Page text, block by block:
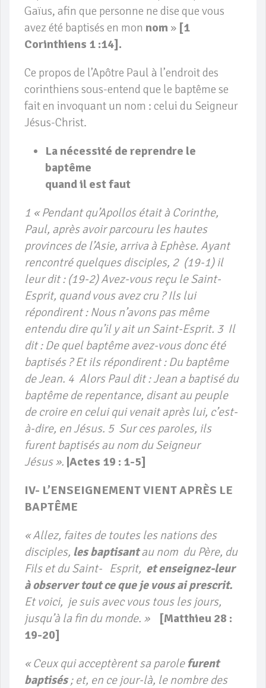
Gaïus, afin que personne ne dise que vous
avez été baptisés en mon nom » [1
Corinthiens 1 :14].
Ce propos de l’Apôtre Paul à l’endroit des
corinthiens sous-entend que le baptême se
fait en invoquant un nom : celui du Seigneur
Jésus-Christ.
La nécessité de reprendre le
baptême
quand il est faut
1 « Pendant qu’Apollos était à Corinthe,
Paul, après avoir parcouru les hautes
provinces de l’Asie, arriva à Ephèse. Ayant
rencontré quelques disciples, 2 (19-1) il
leur dit : (19-2) Avez-vous reçu le Saint-
Esprit, quand vous avez cru ? Ils lui
répondirent : Nous n’avons pas même
entendu dire qu’il y ait un Saint-Esprit. 3 Il
dit : De quel baptême avez-vous donc été
baptisés ? Et ils répondirent : Du baptême
de Jean. 4 Alors Paul dit : Jean a baptisé du
baptême de repentance, disant au peuple
de croire en celui qui venait après lui, c’est-
à-dire, en Jésus. 5 Sur ces paroles, ils
furent baptisés au nom du Seigneur
Jésus ». |Actes 19 : 1-5]
IV- L’ENSEIGNEMENT VIENT APRÈS LE
BAPTÊME
« Allez, faites de toutes les nations des
disciples, les baptisantau nom du Père, du
Fils et du Saint- Esprit, et enseignez-leur
à observer tout ce que je vous ai prescrit.
Et voici, je suis avec vous tous les jours,
jusqu’à la fin du monde. »
[Matthieu 28 :
19-20]
« Ceux qui acceptèrent sa parole furent
baptisés; et, en ce jour-là, le nombre des